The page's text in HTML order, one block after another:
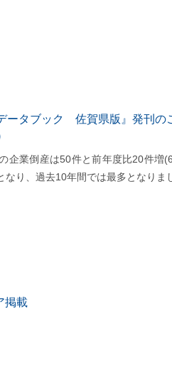
ータブック 佐賀県版』発刊
企業倒産は50件と前年度比20件増
なり、過去10年間では最多となりま
掲載